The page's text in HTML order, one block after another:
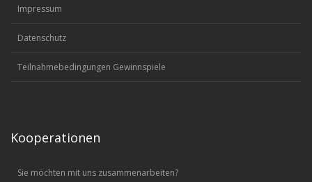
Impressum
Datenschutz
Teilnahmebedingungen Gewinnspiele
Kooperationen
Sie möchten mit uns zusammenarbeiten?